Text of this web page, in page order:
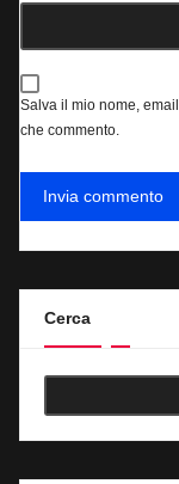
Salva il mio nome,
che commento.
Cerca